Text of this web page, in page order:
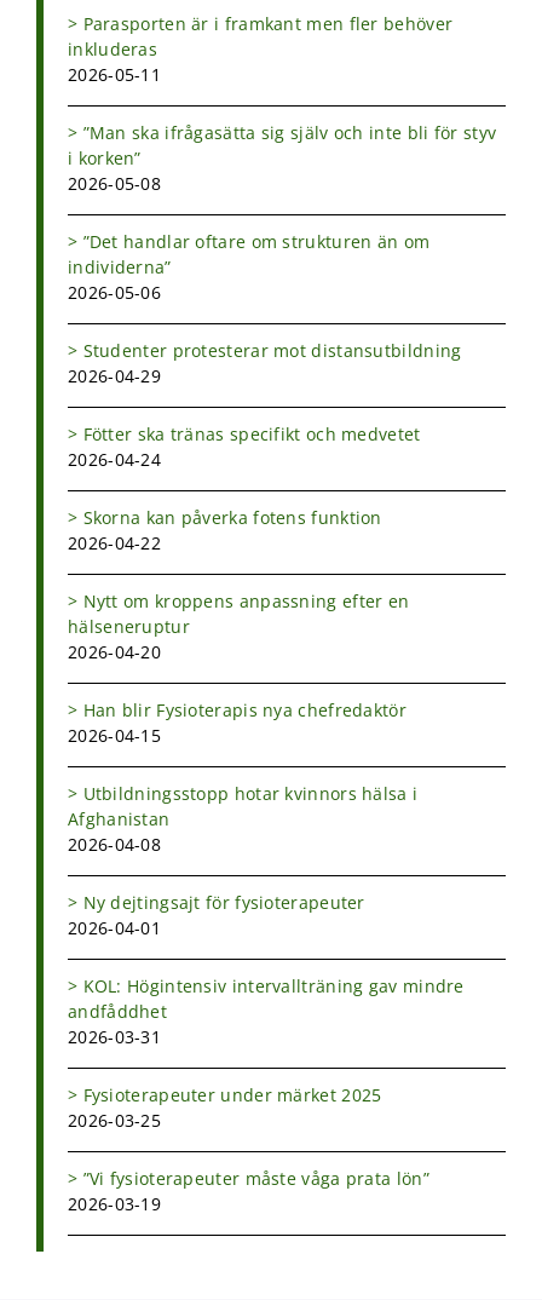
Parasporten är i framkant men fler behöver
inkluderas
2026-05-11
”Man ska ifrågasätta sig själv och inte bli för styv
i korken”
2026-05-08
”Det handlar oftare om strukturen än om
individerna”
2026-05-06
Studenter protesterar mot distansutbildning
2026-04-29
Fötter ska tränas specifikt och medvetet
2026-04-24
Skorna kan påverka fotens funktion
2026-04-22
Nytt om kroppens anpassning efter en
hälseneruptur
2026-04-20
Han blir Fysioterapis nya chefredaktör
2026-04-15
Utbildningsstopp hotar kvinnors hälsa i
Afghanistan
2026-04-08
Ny dejtingsajt för fysioterapeuter
2026-04-01
KOL: Högintensiv intervallträning gav mindre
andfåddhet
2026-03-31
Fysioterapeuter under märket 2025
2026-03-25
”Vi fysioterapeuter måste våga prata lön”
2026-03-19